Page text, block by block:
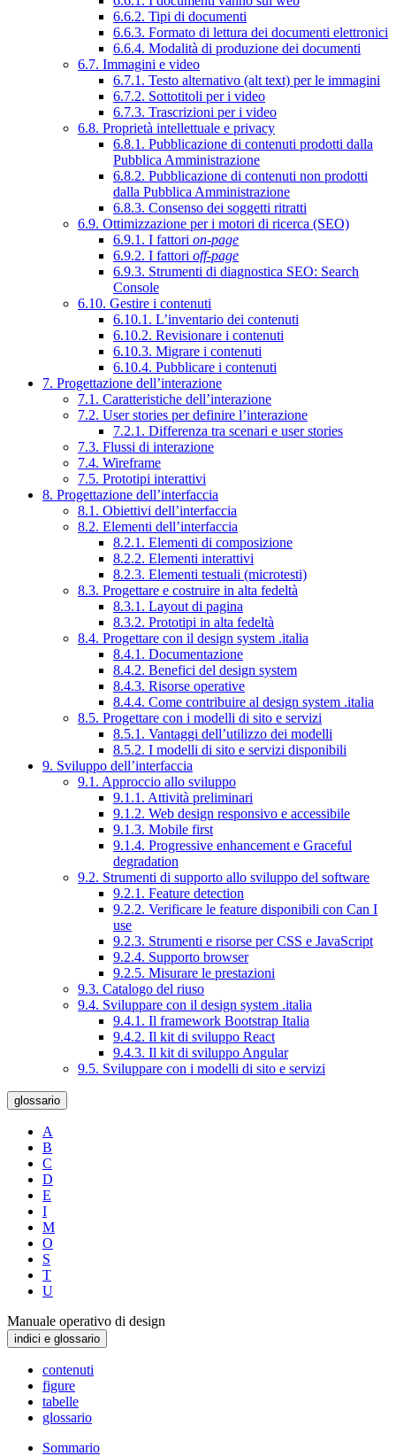
6.6.2. Tipi di documenti
6.6.3. Formato di lettura dei documenti elettronici
6.6.4. Modalità di produzione dei documenti
6.7. Immagini e video
6.7.1. Testo alternativo (alt text) per le immagini
6.7.2. Sottotitoli per i video
6.7.3. Trascrizioni per i video
6.8. Proprietà intellettuale e privacy
6.8.1. Pubblicazione di contenuti prodotti dalla
Pubblica Amministrazione
6.8.2. Pubblicazione di contenuti non prodotti
dalla Pubblica Amministrazione
6.8.3. Consenso dei soggetti ritratti
6.9. Ottimizzazione per i motori di ricerca (SEO)
6.9.1. I fattori on-page
6.9.2. I fattori off-page
6.9.3. Strumenti di diagnostica SEO: Search
Console
6.10. Gestire i contenuti
6.10.1. L’inventario dei contenuti
6.10.2. Revisionare i contenuti
6.10.3. Migrare i contenuti
6.10.4. Pubblicare i contenuti
7. Progettazione dell’interazione
7.1. Caratteristiche dell’interazione
7.2. User stories per definire l’interazione
7.2.1. Differenza tra scenari e user stories
7.3. Flussi di interazione
7.4. Wireframe
7.5. Prototipi interattivi
8. Progettazione dell’interfaccia
8.1. Obiettivi dell’interfaccia
8.2. Elementi dell’interfaccia
8.2.1. Elementi di composizione
8.2.2. Elementi interattivi
8.2.3. Elementi testuali (microtesti)
8.3. Progettare e costruire in alta fedeltà
8.3.1. Layout di pagina
8.3.2. Prototipi in alta fedeltà
8.4. Progettare con il design system .italia
8.4.1. Documentazione
8.4.2. Benefici del design system
8.4.3. Risorse operative
8.4.4. Come contribuire al design system .italia
8.5. Progettare con i modelli di sito e servizi
8.5.1. Vantaggi dell’utilizzo dei modelli
8.5.2. I modelli di sito e servizi disponibili
9. Sviluppo dell’interfaccia
9.1. Approccio allo sviluppo
9.1.1. Attività preliminari
9.1.2. Web design responsivo e accessibile
9.1.3. Mobile first
9.1.4. Progressive enhancement e Graceful
degradation
9.2. Strumenti di supporto allo sviluppo del software
9.2.1. Feature detection
9.2.2. Verificare le feature disponibili con Can I
use
9.2.3. Strumenti e risorse per CSS e JavaScript
9.2.4. Supporto browser
9.2.5. Misurare le prestazioni
9.3. Catalogo del riuso
9.4. Sviluppare con il design system .italia
9.4.1. Il framework Bootstrap Italia
9.4.2. Il kit di sviluppo React
9.4.3. Il kit di sviluppo Angular
9.5. Sviluppare con i modelli di sito e servizi
glossario
A
B
C
D
E
I
M
O
S
T
U
Manuale operativo di design
indici e glossario
contenuti
figure
tabelle
glossario
Sommario